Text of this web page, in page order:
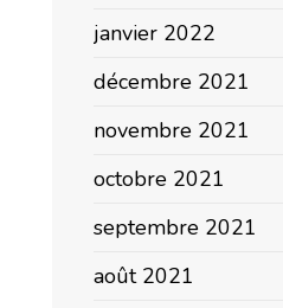
janvier 2022
décembre 2021
novembre 2021
octobre 2021
septembre 2021
août 2021